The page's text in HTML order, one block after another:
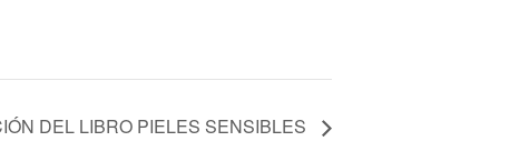
DEL LIBRO PIELES SENSIBLES